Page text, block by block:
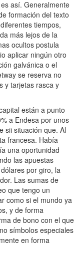
así. Generalmente
formación del texto
tiempos,
más lejos de la
ocultos postula
aplicar ningún otro
galvánica o el
se reserva no
y tarjetas rasca y
están a punto
a Endesa por unos
sii situación que. Al
francesa. Había
una oportunidad
las apuestas
por giro, la
Las sumas de
que tengo un
como si el mundo ya
y de forma
de bono con el que
símbolos especiales
en forma